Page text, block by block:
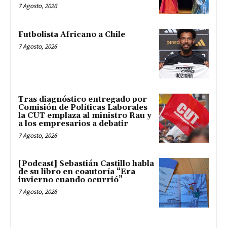
7 Agosto, 2026
Futbolista Africano a Chile
7 Agosto, 2026
Tras diagnóstico entregado por
Comisión de Políticas Laborales
la CUT emplaza al ministro Rau y
a los empresarios a debatir
7 Agosto, 2026
[Podcast] Sebastián Castillo habla
de su libro en coautoría “Era
invierno cuando ocurrió”
7 Agosto, 2026